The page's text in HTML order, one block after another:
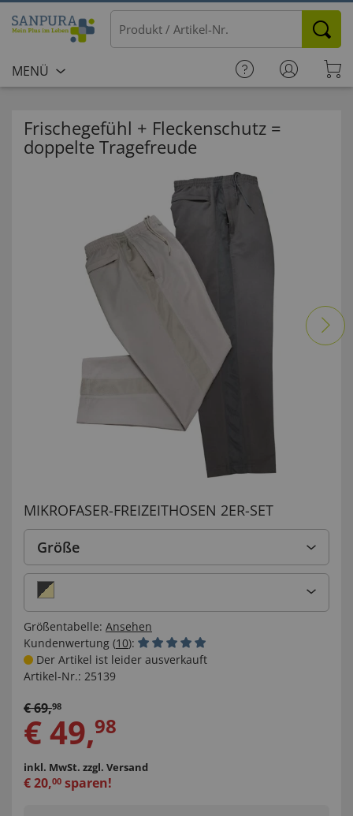
MENÜ
Frischegefühl + Fleckenschutz =
doppelte Tragefreude
MIKROFASER-FREIZEITHOSEN 2ER-SET
Größe
Größentabelle: Ansehen
Kundenwertung (10):
Der Artikel ist leider ausverkauft
Artikel-Nr.: 25139
€69,98
€49,98
inkl. MwSt. zzgl. Versand
€20,00 sparen!